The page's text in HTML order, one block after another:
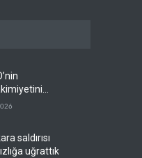
saldırısı
uğrattık